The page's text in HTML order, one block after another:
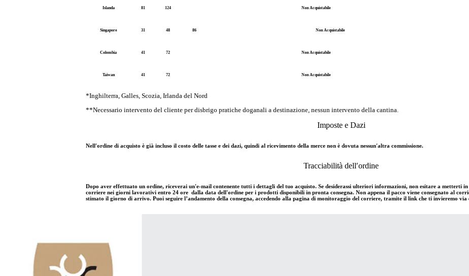
Islanda 81 124 Non Acquistabile
Singapore 31 48 86 Non Acquistabile
Colombia 41 72 Non Acquistabile
Taiwan 41 72 Non Acquistabile
*Inghilterra, Galles, Scozia, Irlanda del Nord
**Necessario intervento del cliente per disbrigo pratiche doganali a destinazione, nessun intervento della cantina.
Imposte e Dazi
Nell′ordine di acquisto è già incluso il costo delle tasse e dei dazi, quindi al ricevimento della merce non è dovuta nessun′altra commissione.
Tracciabilità dell′ordine
Dopo aver effettuato un ordine, riceverai un'e-mail contenente tutti i dettagli del tuo acquisto. Se desiderassi ulteriori informazioni, non esitare a metterti
corriere nei giorni lavorativi entro 24 ore dalla data dell'ordine per i prodotti disponibili in pronta consegna. Non appena il pacco viene consegnato al
stimato il giorno di arrivo. Puoi seguire l’andamento della consegna, accedendo alla pagina di monitoraggio del corriere, tramite il link che ti invieremo via